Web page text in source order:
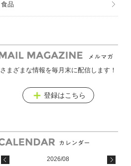
食品
メールマガジン
さまざまな情報を毎月末に配信します！
登録はこちら
2026/08